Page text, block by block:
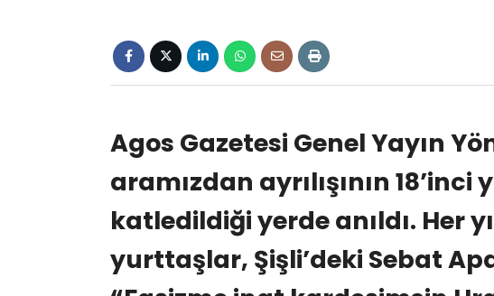
Agos Gazetesi Genel Yayın
aramızdan ayrılışının
katledildiği yerde anıldı. Her
yurttaşlar, Şişli’deki Sebat